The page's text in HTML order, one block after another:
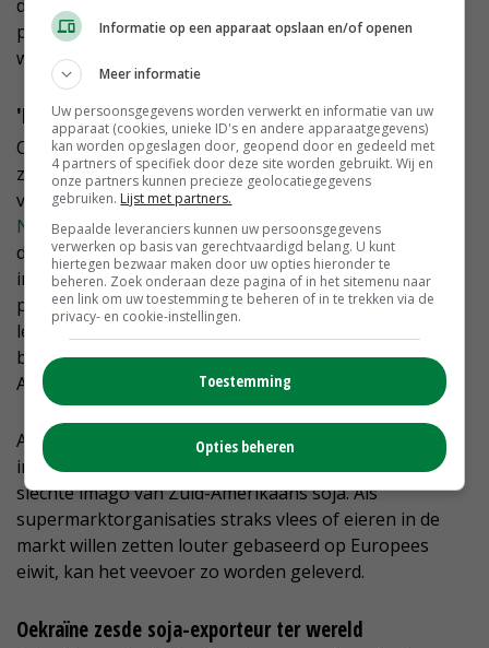
de vraag naar vlees juist blijven groeien met 1 procent
per jaar, door een combinatie van een groeiende
wereldbevolking en toenemende welvaart.
'Beter voor' van Albert Heijn
Ondertussen wachten marktpartijen niet af en gaan
zelf met sojavrije producten naar de markt. Goed
voorbeeld is de zuivellijn 'Beter voor Koe, Boer en
Natuur' van Albert Heijn. Een van de voorwaarden is
dat al het voer dat de koeien krijgen uit de regio komt,
inclusief krachtvoer. Sojaschroot of palmpitten uit
pakweg Zuid-Amerika of Azië zijn niet toegestaan. Dat
leidt weliswaar tot hogere voerkosten voor de
betrokken melkveehouders, maar die worden door
Albert Heijn vergoed.
Ander voorbeeld zijn mengvoederbedrijven die
investeren in de sojateelt in Oekraïne vanwege het
slechte imago van Zuid-Amerikaans soja. Als
supermarktorganisaties straks vlees of eieren in de
markt willen zetten louter gebaseerd op Europees
eiwit, kan het veevoer zo worden geleverd.
Oekraïne zesde soja-exporteur ter wereld
Informatie op een apparaat opslaan en/of openen
Meer informatie
Uw persoonsgegevens worden verwerkt en informatie van uw
apparaat (cookies, unieke ID's en andere apparaatgegevens)
kan worden opgeslagen door, geopend door en gedeeld met
4 partners of specifiek door deze site worden gebruikt. Wij en
onze partners kunnen precieze geolocatiegegevens
gebruiken. Lijst met partners.
Bepaalde leveranciers kunnen uw persoonsgegevens
verwerken op basis van gerechtvaardigd belang. U kunt
hiertegen bezwaar maken door uw opties hieronder te
beheren. Zoek onderaan deze pagina of in het sitemenu naar
een link om uw toestemming te beheren of in te trekken via de
privacy- en cookie-instellingen.
Toestemming
Opties beheren